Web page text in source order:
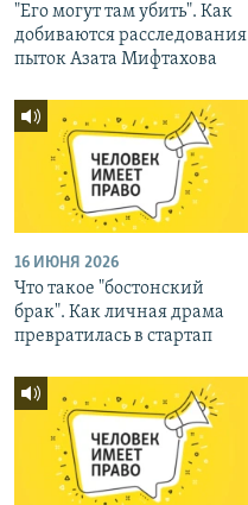
"Его могут там убить". Как
добиваются расследования
пыток Азата Мифтахова
16 ИЮНЯ 2026
Что такое "бостонский
брак". Как личная драма
превратилась в стартап